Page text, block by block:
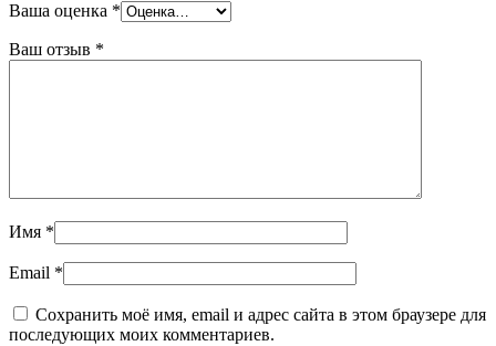
Ваша оценка *
Ваш отзыв *
Имя *
Email *
Сохранить моё имя, email и адрес сайта в этом браузере для
последующих моих комментариев.